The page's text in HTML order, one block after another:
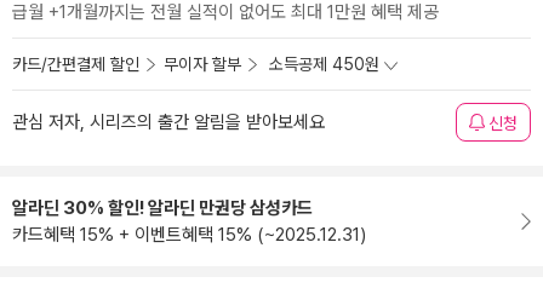
급월 +1개월까지는 전월 실적이 없어도 최대 1만원 혜택 제공
카드/간편결제 할인 무이자 할부 소득공제 450원
관심 저자, 시리즈의 출간 알림을 받아보세요 신청
알라딘 30% 할인! 알라딘 만권당 삼성카드
카드혜택 15% + 이벤트혜택 15% (~2025.12.31)